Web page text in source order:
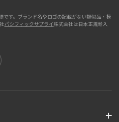
です。ブランド名やロゴの記載がない類似品・模
パシフィックサプライ株式会社は日本正規輸入